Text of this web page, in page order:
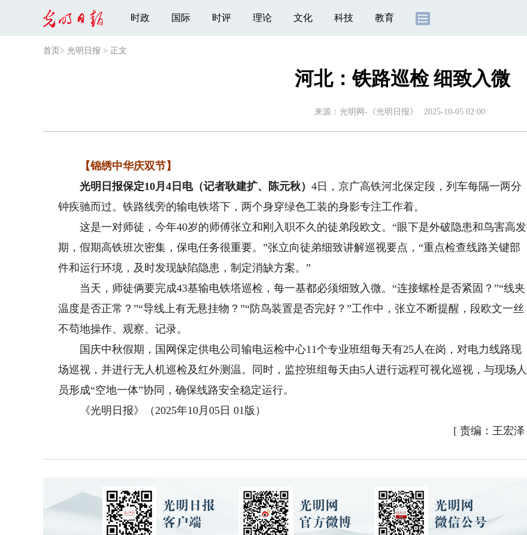
时政 国际 时评 理论 文化 科技 教育
首页 > 光明日报 > 正文
河北：铁路巡检 细致入微
来源： 光明网-《光明日报》 2025-10-05 02:00
【锦绣中华庆双节】
光明日报保定10月4日电（记者耿建扩、陈元秋）4日，京广高铁河北保定段，列车每隔一两分
钟疾驰而过。铁路线旁的输电铁塔下，两个身穿绿色工装的身影专注工作着。
这是一对师徒，今年40岁的师傅张立和刚入职不久的徒弟段欧文。“眼下是外破隐患和鸟害高发
期，假期高铁班次密集，保电任务很重要。”张立向徒弟细致讲解巡视要点，“重点检查线路关键部
件和运行环境，及时发现缺陷隐患，制定消缺方案。”
当天，师徒俩要完成43基输电铁塔巡检，每一基都必须细致入微。“连接螺栓是否紧固？”“线夹
温度是否正常？”“导线上有无悬挂物？”“防鸟装置是否完好？”工作中，张立不断提醒，段欧文一丝
不苟地操作、观察、记录。
国庆中秋假期，国网保定供电公司输电运检中心11个专业班组每天有25人在岗，对电力线路现
场巡视，并进行无人机巡检及红外测温。同时，监控班组每天由5人进行远程可视化巡视，与现场人
员形成“空地一体”协同，确保线路安全稳定运行。
《光明日报》（2025年10月05日 01版）
[ 责编：王宏泽